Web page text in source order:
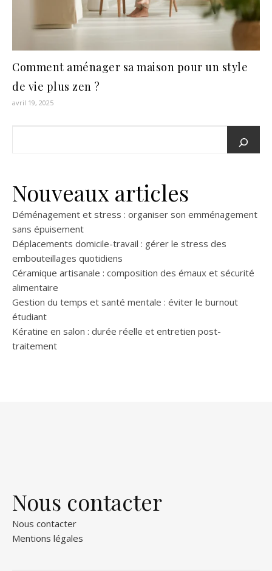
Comment aménager sa maison pour un style
de vie plus zen ?
avril 19, 2025
Nouveaux articles
Déménagement et stress : organiser son emménagement
sans épuisement
Déplacements domicile-travail : gérer le stress des
embouteillages quotidiens
Céramique artisanale : composition des émaux et sécurité
alimentaire
Gestion du temps et santé mentale : éviter le burnout
étudiant
Kératine en salon : durée réelle et entretien post-
traitement
Nous contacter
Nous contacter
Mentions légales